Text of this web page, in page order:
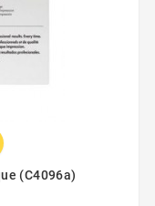
(c4096a)